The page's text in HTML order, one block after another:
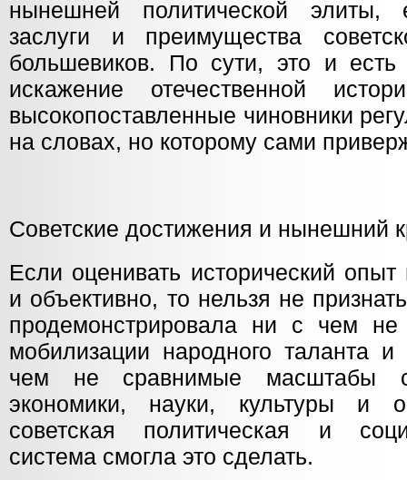
нынешней политической элиты,
заслуги и преимущества
большевиков. По сути, это и
искажение отечественной
высокопоставленные чиновники
на словах, но которому сами
Советские достижения и нынешний
Если оценивать исторический
и объективно, то нельзя не
продемонстрировала ни с чем
мобилизации народного таланта
чем не сравнимые масштабы
экономики, науки, культуры и
советская политическая и
система смогла это сделать.